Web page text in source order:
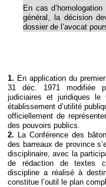
En cas
général, la décision
dossier de l’avocat
1. En application du
31 déc. 1971 modifiée
judiciaires et juridiques le
établissement d’utilité
officiellement de
des pouvoirs publics.
2.
La Conférence des
des barreaux de province
disciplinaire, avec la
de rédaction de textes
discipline a réalisé à
constitue l’outil le plan